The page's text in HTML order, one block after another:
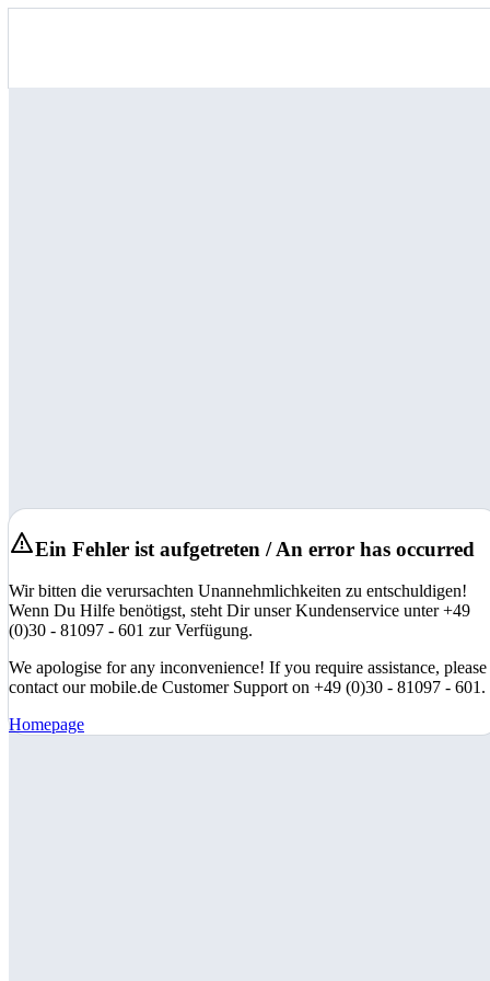
Ein Fehler ist aufgetreten / An error has occurred
Wir bitten die verursachten Unannehmlichkeiten zu entschuldigen!
Wenn Du Hilfe benötigst, steht Dir unser Kundenservice unter +49
(0)30 - 81097 - 601 zur Verfügung.
We apologise for any inconvenience! If you require assistance, please
contact our mobile.de Customer Support on +49 (0)30 - 81097 - 601.
Homepage